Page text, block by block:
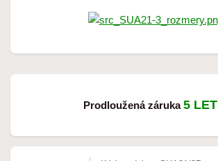
Prodloužená záruka5 LET